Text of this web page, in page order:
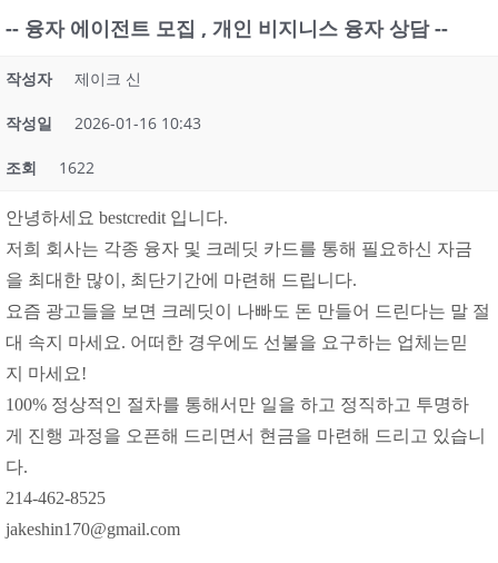
-- 융자 에이전트 모집 , 개인 비지니스 융자 상담 --
작성자 제이크 신
작성일 2026-01-16 10:43
조회 1622
안녕하세요 bestcredit 입니다.
저희 회사는 각종 융자 및 크레딧 카드를 통해 필요하신 자금
을 최대한 많이, 최단기간에 마련해 드립니다.
요즘 광고들을 보면 크레딧이 나빠도 돈 만들어 드린다는 말 절
대 속지 마세요. 어떠한 경우에도 선불을 요구하는 업체는믿
지 마세요!
100% 정상적인 절차를 통해서만 일을 하고 정직하고 투명하
게 진행 과정을 오픈해 드리면서 현금을 마련해 드리고 있습니
다.
214-462-8525
jakeshin170@gmail.com